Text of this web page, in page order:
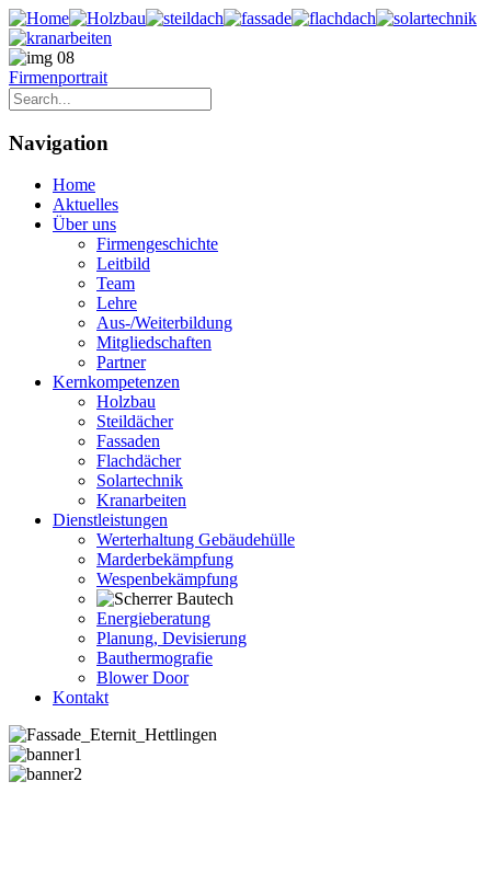
Firmenportrait
Navigation
Home
Aktuelles
Über uns
Firmengeschichte
Leitbild
Team
Lehre
Aus-/Weiterbildung
Mitgliedschaften
Partner
Kernkompetenzen
Holzbau
Steildächer
Fassaden
Flachdächer
Solartechnik
Kranarbeiten
Dienstleistungen
Werterhaltung Gebäudehülle
Marderbekämpfung
Wespenbekämpfung
Energieberatung
Planung, Devisierung
Bauthermografie
Blower Door
Kontakt